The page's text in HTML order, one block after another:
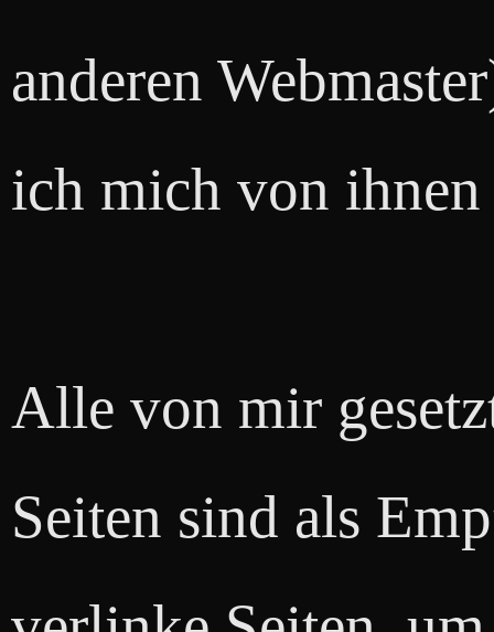
anderen
ich mich von
Alle von mir
Seiten sind als